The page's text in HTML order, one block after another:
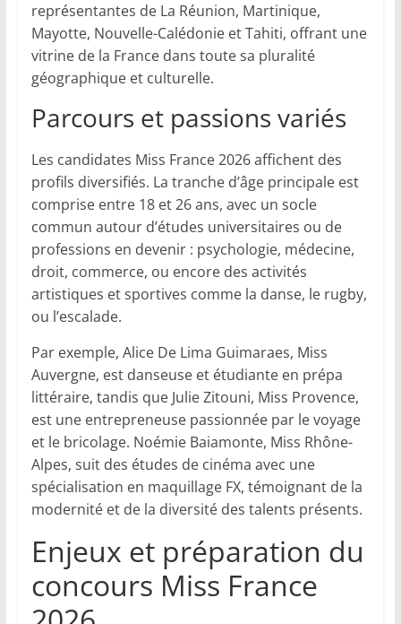
représentantes de La Réunion, Martinique,
Mayotte, Nouvelle-Calédonie et Tahiti, offrant une
vitrine de la France dans toute sa pluralité
géographique et culturelle.
Parcours et passions variés
Les candidates Miss France 2026 affichent des
profils diversifiés. La tranche d’âge principale est
comprise entre 18 et 26 ans, avec un socle
commun autour d’études universitaires ou de
professions en devenir : psychologie, médecine,
droit, commerce, ou encore des activités
artistiques et sportives comme la danse, le rugby,
ou l’escalade.
Par exemple, Alice De Lima Guimaraes, Miss
Auvergne, est danseuse et étudiante en prépa
littéraire, tandis que Julie Zitouni, Miss Provence,
est une entrepreneuse passionnée par le voyage
et le bricolage. Noémie Baiamonte, Miss Rhône-
Alpes, suit des études de cinéma avec une
spécialisation en maquillage FX, témoignant de la
modernité et de la diversité des talents présents.
Enjeux et préparation du
concours Miss France